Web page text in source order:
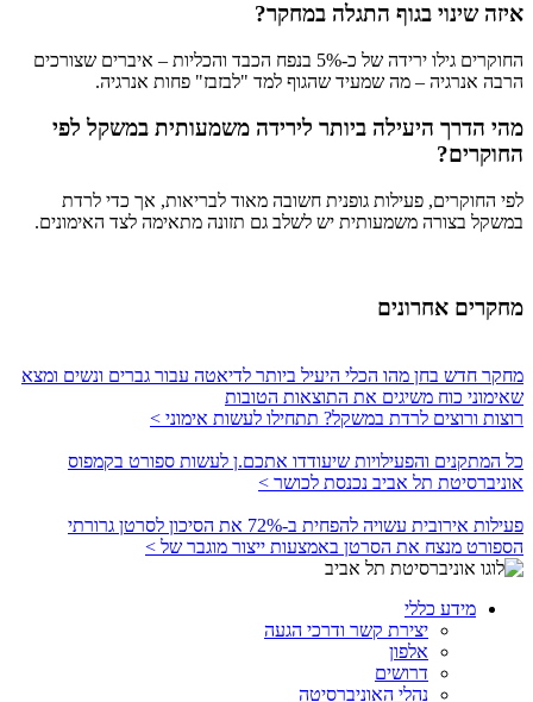
איזה שינוי בגוף התגלה במחקר?
החוקרים גילו ירידה של כ-5% בנפח הכבד והכליות – איברים שצורכים
הרבה אנרגיה – מה שמעיד שהגוף למד "לבזבז" פחות אנרגיה.
מהי הדרך היעילה ביותר לירידה משמעותית במשקל לפי
החוקרים?
לפי החוקרים, פעילות גופנית חשובה מאוד לבריאות, אך כדי לרדת
במשקל בצורה משמעותית יש לשלב גם תזונה מתאימה לצד האימונים.
מחקרים אחרונים
מחקר חדש בחן מהו הכלי היעיל ביותר לדיאטה עבור גברים ונשים ומצא
שאימוני כוח משיגים את התוצאות הטובות
רוצות ורוצים לרדת במשקל? תתחילו לעשות אימוני >
כל המתקנים והפעילויות שיעודדו אתכם.ן לעשות ספורט בקמפוס
אוניברסיטת תל אביב נכנסת לכושר >
פעילות אירובית עשויה להפחית ב-72% את הסיכון לסרטן גרורתי
הספורט מנצח את הסרטן באמצעות ייצור מוגבר של >
מידע כללי
יצירת קשר ודרכי הגעה
אלפון
דרושים
נהלי האוניברסיטה